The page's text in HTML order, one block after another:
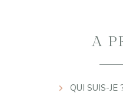
A
QUI SUIS-JE